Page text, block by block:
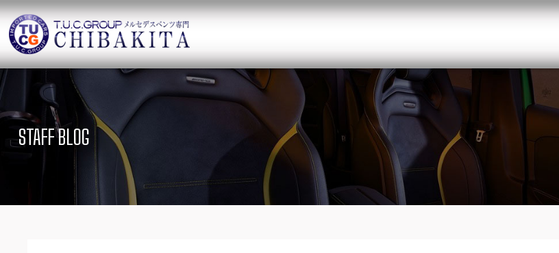
TUCグループ メルセデスベンツ専門 千葉北インター店
ニュース
News and Topics
在庫リスト 目玉車両一覧
保証＆サービス アクセスマップ
Access map
特別作業について オーダーサービス 買取無料査定
STAFF BLOG